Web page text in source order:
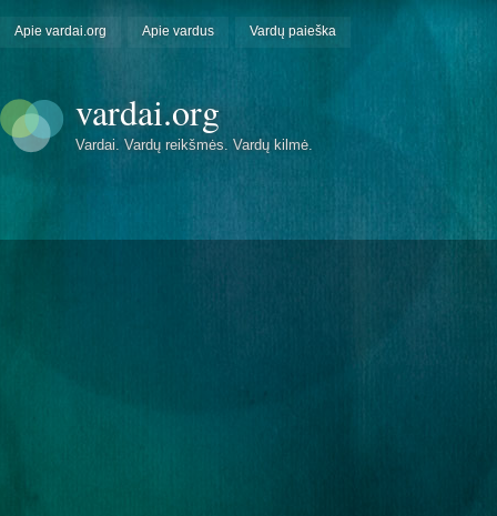
Apie vardai.org Apie vardus Vardų paieška
vardai.org
Vardai. Vardų reikšmės. Vardų kilmė.